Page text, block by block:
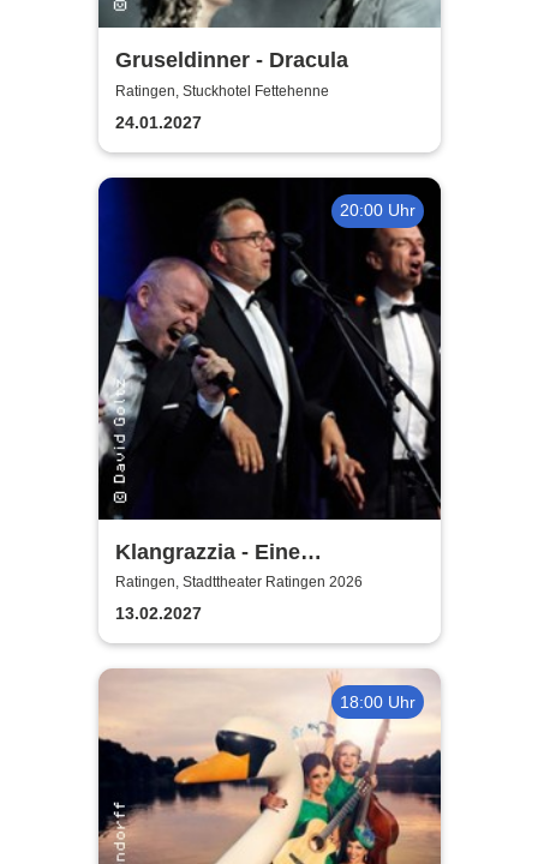
Gruseldinner - Dracula
Ratingen, Stuckhotel Fettehenne
24.01.2027
20:00 Uhr
Klangrazzia - Eine
musikalische Kriminal-
Komödie
Ratingen, Stadttheater Ratingen 2026
13.02.2027
18:00 Uhr